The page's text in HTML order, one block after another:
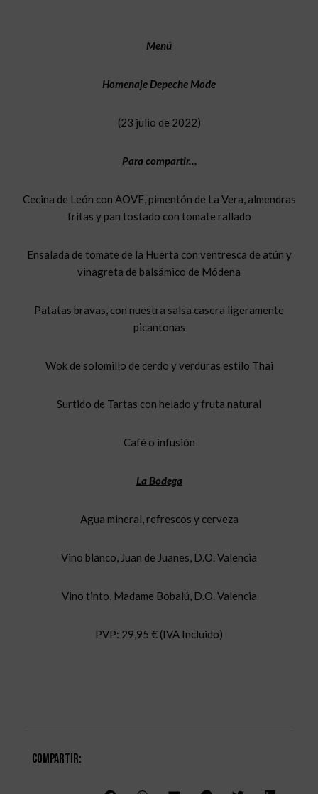
Menú
Homenaje Depeche Mode
(23 julio de 2022)
Para compartir…
Cecina de León con AOVE, pimentón de La Vera, almendras
fritas y pan tostado con tomate rallado
Ensalada de tomate de la Huerta con ventresca de atún y
vinagreta de balsámico de Módena
Patatas bravas, con nuestra salsa casera ligeramente
picantonas
Wok de solomillo de cerdo y verduras estilo Thai
Surtido de Tartas con helado y fruta natural
Café o infusión
La Bodega
Agua mineral, refrescos y cerveza
Vino blanco, Juan de Juanes, D.O. Valencia
Vino tinto, Madame Bobalú, D.O. Valencia
PVP: 29,95 € (IVA Incluido)
Compartir: